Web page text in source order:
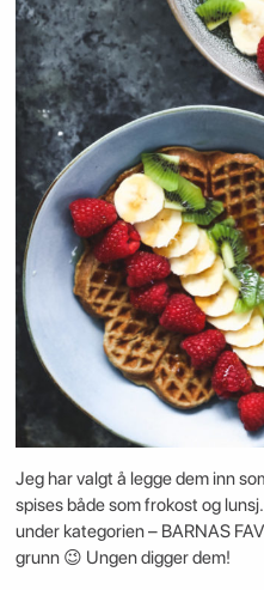
Jeg har valgt å legge dem inn
spises både som frokost og
under kategorien – BARNAS
grunn 😉 Ungen digger dem!